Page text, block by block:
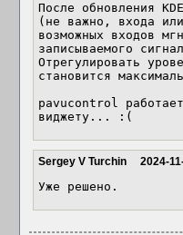
После обновления
(не важно, входа
возможных входов
записываемого
Отрегулировать
становится
pavucontrol
виджету... :(
Sergey V Turchin 2024-
Уже решено.